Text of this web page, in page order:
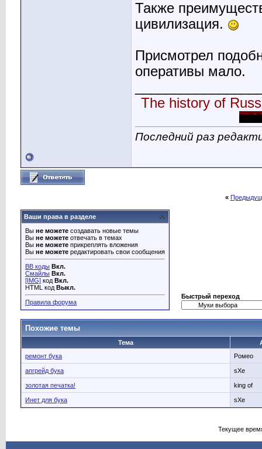
Также
цивилизация.
Присмотрел
оперативы мало.
The history of
Последний раз
«
Ваши права в разделе
Вы не можете создавать новые темы
Вы не можете отвечать в темах
Вы не можете прикреплять вложения
Вы не можете редактировать свои сообщения
BB коды Вкл.
Смайлы Вкл.
[IMG] код Вкл.
HTML код Выкл.
Правила форума
Быстрый переход
Похожие темы
Тема
ремонт бука
Ромео
апгрейд бука sXe
золотая печатка! king of
Инет для бука sXe
Текущее